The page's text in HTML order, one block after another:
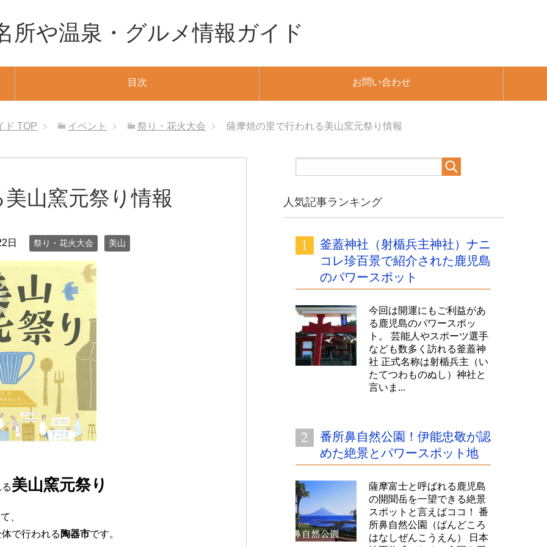
所や温泉・グルメ情報ガイド
目次 お問い合わせ
ド TOP イベント 祭り・花火大会 薩摩焼の里で行われる美山窯元祭り情報
山窯元祭り情報
日 祭り・花火大会 美山
美山窯元祭り
、
で行われる 陶器市です。
人気記事ランキング
釜蓋神社（射楯兵主神社）ナニ
コレ珍百景で紹介された鹿児島
のパワースポット
今回は開運にもご利益があ
る鹿児島のパワースポッ
ト。 芸能人やスポーツ選手
なども数多く訪れる釜蓋神
社 正式名称は射楯兵主（い
たてつわものぬし）神社と
言いま...
番所鼻自然公園！伊能忠敬が認
めた絶景とパワースポット地
薩摩富士と呼ばれる鹿児島
の開聞岳を一望できる絶景
スポットと言えばココ！ 番
所鼻自然公園（ばんどころ
はなしぜんこうえん） 日本